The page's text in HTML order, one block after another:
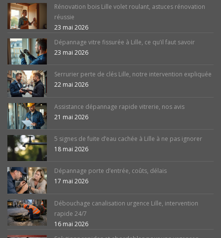
Rénovation bois Lille volet roulant, astuces rénovation
réussie
23 mai 2026
Dépannage vitre fissurée à Lille, ce qu’il faut savoir
23 mai 2026
Serrurier perte de clés Lille, notre intervention expliquée
22 mai 2026
Assistance dépannage rapide vitrerie, nos avis
21 mai 2026
5 signes de fuite d’eau cachée à Lille à ne pas ignorer
18 mai 2026
Dépannage porte d’entrée, coûts, délais
17 mai 2026
Débouchage canalisation urgence Lille, intervention
rapide 24/7
16 mai 2026